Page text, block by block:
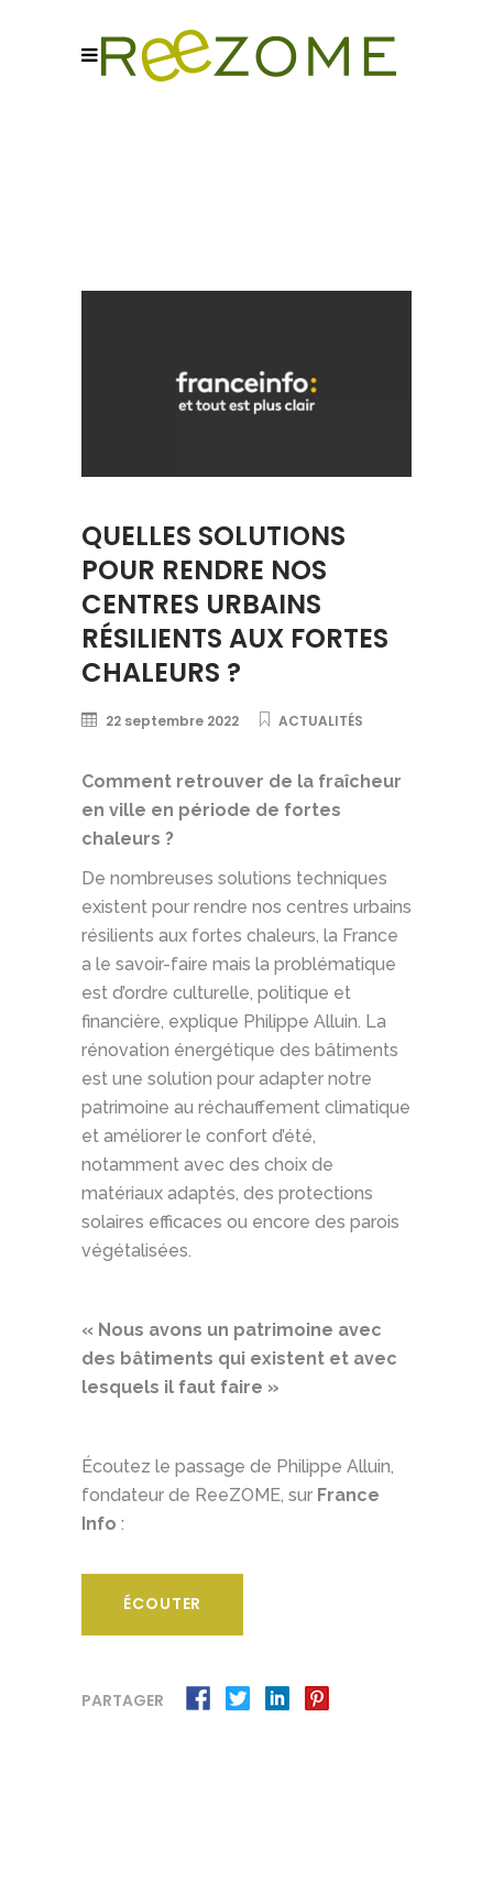
QUELLES SOLUTIONS
POUR RENDRE NOS
CENTRES URBAINS
RÉSILIENTS AUX FORTES
CHALEURS ?
22 septembre 2022 ACTUALITÉS
Comment retrouver de la fraîcheur
en ville en période de fortes
chaleurs ?
De nombreuses solutions techniques
existent pour rendre nos centres urbains
résilients aux fortes chaleurs, la France
a le savoir-faire mais la problématique
est d’ordre culturelle, politique et
financière, explique Philippe Alluin. La
rénovation énergétique des bâtiments
est une solution pour adapter notre
patrimoine au réchauffement climatique
et améliorer le confort d’été,
notamment avec des choix de
matériaux adaptés, des protections
solaires efficaces ou encore des parois
végétalisées.
« Nous avons un patrimoine avec
des bâtiments qui existent et avec
lesquels il faut faire »
Écoutez le passage de Philippe Alluin,
fondateur de ReeZOME, sur France
Info :
ÉCOUTER
PARTAGER